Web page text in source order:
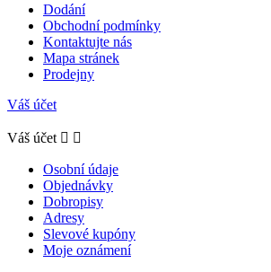
Dodání
Obchodní podmínky
Kontaktujte nás
Mapa stránek
Prodejny
Váš účet
Váš účet  
Osobní údaje
Objednávky
Dobropisy
Adresy
Slevové kupóny
Moje oznámení